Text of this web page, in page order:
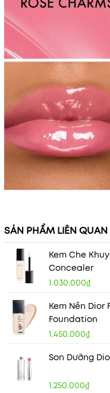
SẢN PHẨM LIÊN QUAN
Kem Che
Concealer
1.030.000₫
Kem Nền
Foundation
1.450.000₫
Son Dưỡng
1.250.000₫